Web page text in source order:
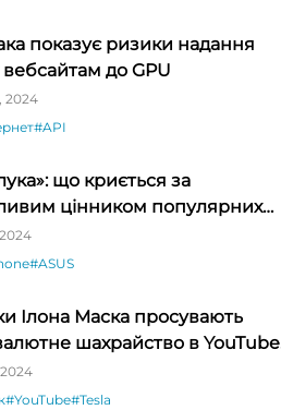
показує ризики надання
до GPU
2024
#API
що криється за
цінником популярних
#ASUS
Ілона Маска просувають
шахрайство в YouTube
#YouTube#Tesla